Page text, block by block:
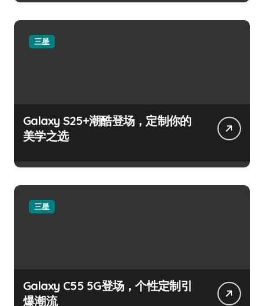
三星
Galaxy S25+潮酷登场，定制你的
美学之选
三星
Galaxy C55 5G登场，个性定制引
爆潮流